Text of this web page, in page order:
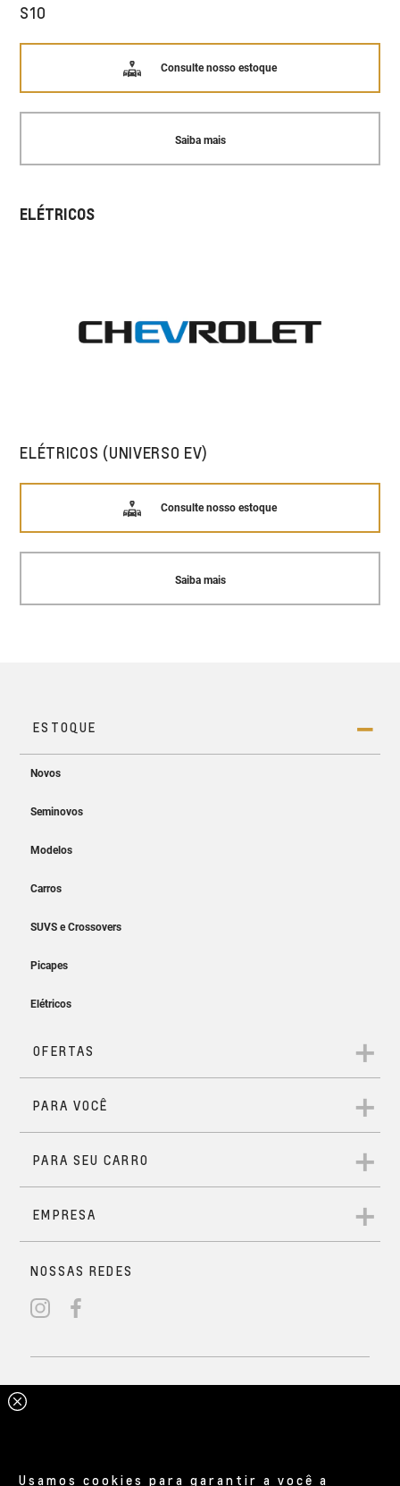
S10
Consulte nosso estoque
Saiba mais
ELÉTRICOS
ELÉTRICOS (UNIVERSO EV)
Consulte nosso estoque
Saiba mais
Usamos cookies para garantir a você a